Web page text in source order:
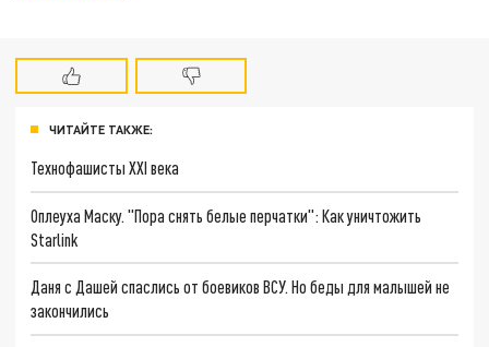
ЧИТАЙТЕ ТАКЖЕ:
Технофашисты XXI века
Оплеуха Маску. "Пора снять белые перчатки": Как уничтожить
Starlink
Даня с Дашей спаслись от боевиков ВСУ. Но беды для малышей не
закончились